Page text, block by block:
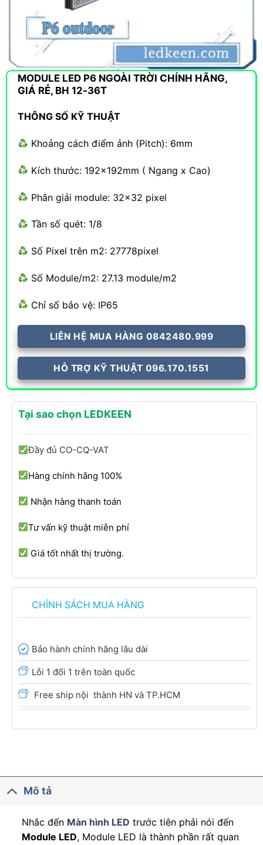
MODULE LED P6 NGOÀI TRỜI CHÍNH HÃNG,
GIÁ RẺ, BH 12-36T
THÔNG SỐ KỸ THUẬT
Khoảng cách điểm ảnh (Pitch): 6mm
Kích thước: 192x192mm ( Ngang x Cao)
Phân giải module: 32×32 pixel
Tần số quét: 1/8
Số Pixel trên m2: 27778pixel
Số Module/m2: 27.13 module/m2
Chỉ số bảo vệ: IP65
LIÊN HỆ MUA HÀNG 0842480.999
HỖ TRỢ KỸ THUẬT 096.170.1551
Tại sao chọn LEDKEEN
Đầy đủ CO-CQ-VAT
Hàng chính hãng 100%
Nhận hàng thanh toán
Tư vấn kỹ thuật miễn phí
Giá tốt nhất thị trường.
CHÍNH SÁCH MUA HÀNG
Bảo hành chính hãng lâu dài
Lỗi 1 đổi 1 trên toàn quốc
Free ship nội thành HN và TP.HCM
Mô tả
Nhắc đến Màn hình LED trước tiên phải nói đến
Module LED, Module LED là thành phần rất quan